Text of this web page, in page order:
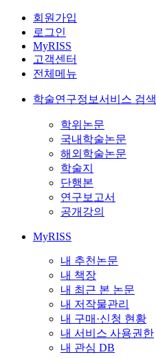
회원가입
로그인
MyRISS
고객센터
전체메뉴
학술연구정보서비스 검색
학위논문
국내학술논문
해외학술논문
학술지
단행본
연구보고서
공개강의
MyRISS
내 추천논문
내 책장
내 최근 본 논문
내 저작물관리
내 구매·신청 현황
내 서비스 사용권한
내 관심 DB